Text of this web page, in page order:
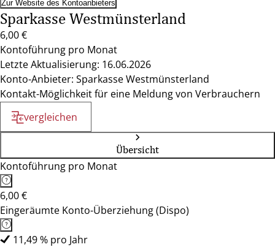
Zur Website des Kontoanbieters
Sparkasse Westmünsterland
6,00 €
Kontoführung pro Monat
Letzte Aktualisierung: 16.06.2026
Konto-Anbieter: Sparkasse Westmünsterland
Kontakt-Möglichkeit für eine Meldung von Verbrauchern
vergleichen
Übersicht
Kontoführung pro Monat
6,00 €
Eingeräumte Konto-Überziehung (Dispo)
11,49 % pro Jahr